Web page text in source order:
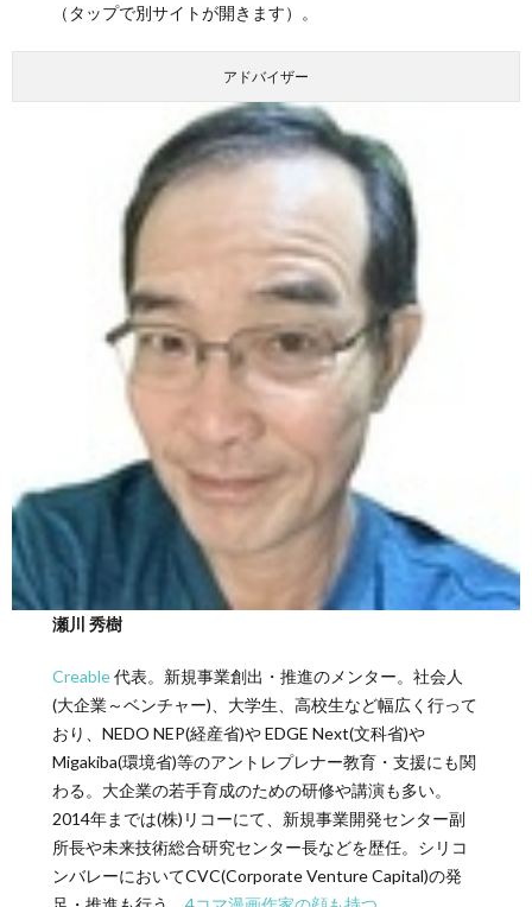
（タップで別サイトが開きます）。
アドバイザー
瀬川 秀樹
Creable代表。新規事業創出・推進のメンター。社会人
(大企業～ベンチャー)、大学生、高校生など幅広く行って
おり、NEDO NEP(経産省)や EDGE Next(文科省)や
Migakiba(環境省)等のアントレプレナー教育・支援にも関
わる。大企業の若手育成のための研修や講演も多い。
2014年までは(株)リコーにて、新規事業開発センター副
所長や未来技術総合研究センター長などを歴任。シリコ
ンバレーにおいてCVC(Corporate Venture Capital)の発